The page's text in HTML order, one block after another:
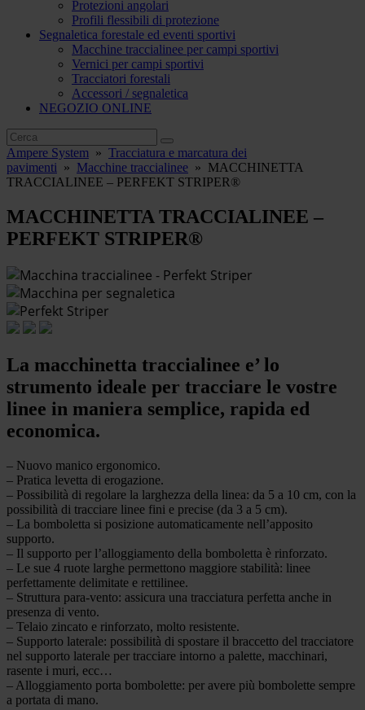
Protezioni angolari
Profili flessibili di protezione
Segnaletica forestale ed eventi sportivi
Macchine traccialinee per campi sportivi
Vernici per campi sportivi
Tracciatori forestali
Accessori / segnaletica
NEGOZIO ONLINE
Ampere System » Tracciatura e marcatura dei
pavimenti » Macchine traccialinee » MACCHINETTA
TRACCIALINEE – PERFEKT STRIPER®
MACCHINETTA TRACCIALINEE –
PERFEKT STRIPER®
La macchinetta traccialinee e’ lo
strumento ideale per tracciare le vostre
linee in maniera semplice, rapida ed
economica.
– Nuovo manico ergonomico.
– Pratica levetta di erogazione.
– Possibilità di regolare la larghezza della linea: da 5 a 10 cm, con la
possibilità di tracciare linee fini e precise (da 3 a 5 cm).
– La bomboletta si posizione automaticamente nell’apposito
supporto.
– Il supporto per l’alloggiamento della bomboletta è rinforzato.
– Le sue 4 ruote larghe permettono maggiore stabilità: linee
perfettamente delimitate e rettilinee.
– Struttura para-vento: assicura una tracciatura perfetta anche in
presenza di vento.
– Telaio zincato e rinforzato, molto resistente.
– Supporto laterale: possibilità di spostare il braccetto del tracciatore
nel supporto laterale per tracciare intorno a palette, macchinari,
rasente i muri, ecc…
– Alloggiamento porta bombolette: per avere più bombolette sempre
a portata di mano.